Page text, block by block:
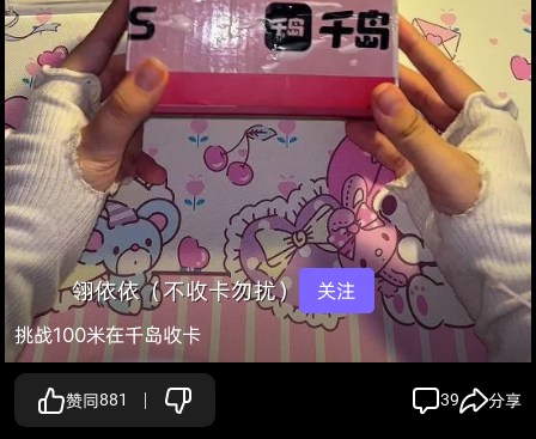
翎依依（不收卡勿扰）
关注
挑战100米在千岛收卡
赞同881 39 分享